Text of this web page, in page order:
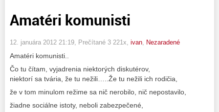
Amatéri komunisti
12. januára 2012 21:19 , Prečítané 3 221x, ivan Nezaradené
Amatéri komunisti..
Čo tu čítam, vyjadrenia niektorých diskutérov,
niektorí sa tvária, že tu nežili…..Že tu nežili ich rodičia,
že v tom minulom režime sa nič nerobilo, nič nepostavilo,
žiadne sociálne istoty, neboli zabezpečené,